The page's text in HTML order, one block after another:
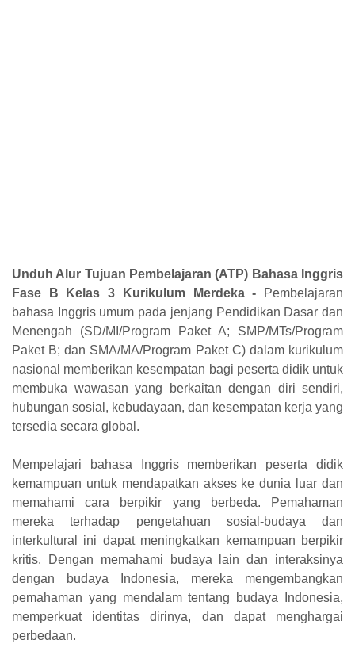
Unduh Alur Tujuan Pembelajaran (ATP) Bahasa Inggris
Fase B Kelas 3 Kurikulum Merdeka -
Pembelajaran
bahasa Inggris umum pada jenjang Pendidikan Dasar dan
Menengah (SD/MI/Program Paket A; SMP/MTs/Program
Paket B; dan SMA/MA/Program Paket C) dalam kurikulum
nasional memberikan kesempatan bagi peserta didik untuk
membuka wawasan yang berkaitan dengan diri sendiri,
hubungan sosial, kebudayaan, dan kesempatan kerja yang
tersedia secara global.
Mempelajari bahasa Inggris memberikan peserta didik
kemampuan untuk mendapatkan akses ke dunia luar dan
memahami cara berpikir yang berbeda. Pemahaman
mereka terhadap pengetahuan sosial-budaya dan
interkultural ini dapat meningkatkan kemampuan berpikir
kritis. Dengan memahami budaya lain dan interaksinya
dengan budaya Indonesia, mereka mengembangkan
pemahaman yang mendalam tentang budaya Indonesia,
memperkuat identitas dirinya, dan dapat menghargai
perbedaan.